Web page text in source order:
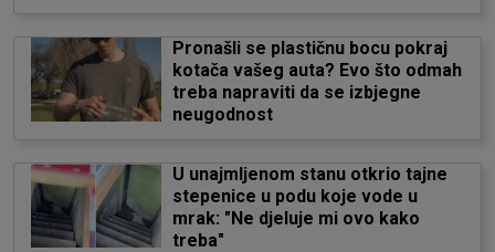
Pronašli se plastičnu bocu pokraj
kotača vašeg auta? Evo što odmah
treba napraviti da se izbjegne
neugodnost
U unajmljenom stanu otkrio tajne
stepenice u podu koje vode u
mrak: "Ne djeluje mi ovo kako
treba"